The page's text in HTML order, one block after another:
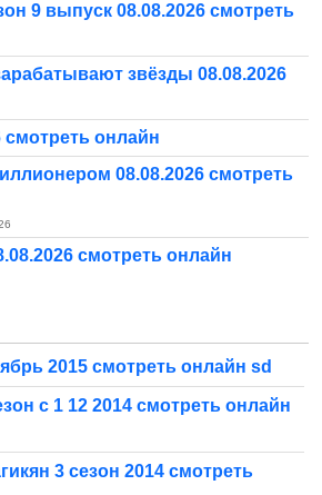
9 выпуск 08.08.2026 смотреть
звёзды 08.08.2026
смотреть онлайн
08.08.2026 смотреть
смотреть онлайн
2015 смотреть онлайн sd
с 1 12 2014 смотреть онлайн
3 сезон 2014 смотреть